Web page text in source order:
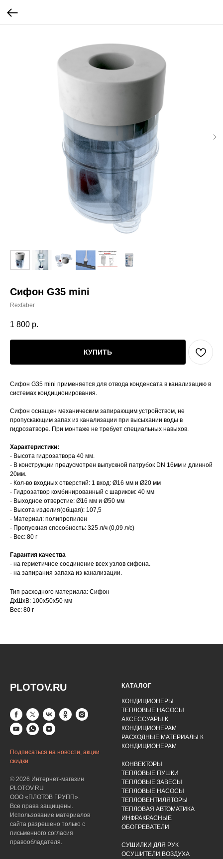
Сифон G35 mini
Rexfaber
1 800 р.
КУПИТЬ
Сифон G35 mini применяется для отвода конденсата в канализацию в
системах кондиционирования.
Сифон оснащен механическим запирающим устройством, не
пропускающим запах из канализации при высыхании воды в
гидрозатворе. При монтаже не требует специальных навыхов.
Характеристики:
- Высота гидрозатвора 40 мм.
- В конструкции предусмотрен выпускной патрубок DN 16мм и длинной
20мм.
- Кол-во входных отверстий: 1 вход: Ø16 мм и Ø20 мм
- Гидрозатвор комбинированный с шариком: 40 мм
- Выходное отверстие: Ø16 мм и Ø50 мм
- Высота изделия(общая): 107,5
- Материал: полипропилен
- Пропускная способность: 325 л/ч (0,09 л/с)
- Вес: 80 г
Гарантия качества
- на герметичное соединение всех узлов сифона.
- на запирания запаха из канализации.
Тип расходного материала: Сифон
ДxШxВ: 100x50x50 мм
Вес: 80 г
PLOTOV.RU
Подписаться на новости, акции
скидки
© 2026 Интернет-магазин
PLOTOV.RU
ООО «ПЛОТОВ ГРУПП».
Все права защищены.
Использование материалов
сайта разрешено только с
письменного согласия
правообладателя.
КАТАЛОГ
КОНДИЦИОНЕРЫ
ТЕПЛОВЫЕ НАСОСЫ
АКСЕССУАРЫ К
КОНДИЦИОНЕРАМ
РАСХОДНЫЕ МАТЕРИАЛЫ К
КОНДИЦИОНЕРАМ
КОНВЕКТОРЫ
ТЕПЛОВЫЕ ПУШКИ
ТЕПЛОВЫЕ ЗАВЕСЫ
ТЕПЛОВЫЕ НАСОСЫ
ТЕПЛОВЕНТИЛЯТОРЫ
ТЕПЛОВАЯ АВТОМАТИКА
ИНФРАКРАСНЫЕ
ОБОГРЕВАТЕЛИ
СУШИЛКИ ДЛЯ РУК
ОСУШИТЕЛИ ВОЗДУХА